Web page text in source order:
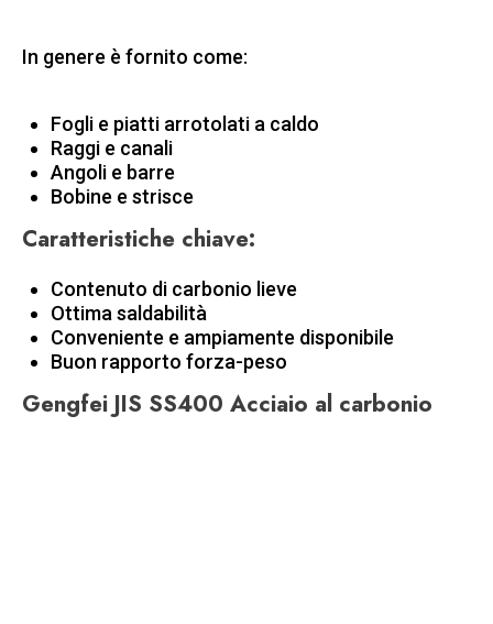
In genere è fornito come:
Fogli e piatti arrotolati a caldo
Raggi e canali
Angoli e barre
Bobine e strisce
Caratteristiche chiave:
Contenuto di carbonio lieve
Ottima saldabilità
Conveniente e ampiamente disponibile
Buon rapporto forza-peso
Gengfei JIS SS400 Acciaio al carbonio